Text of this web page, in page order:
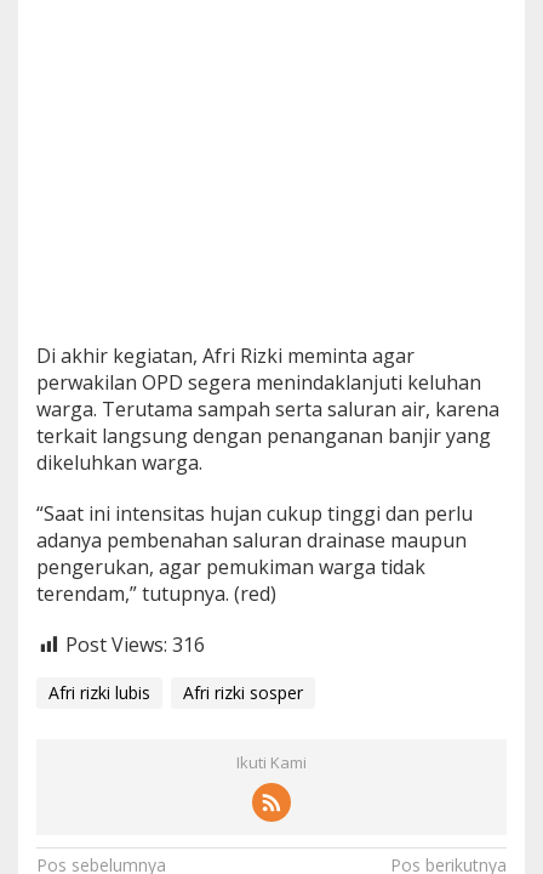
Di akhir kegiatan, Afri Rizki meminta agar
perwakilan OPD segera menindaklanjuti keluhan
warga. Terutama sampah serta saluran air, karena
terkait langsung dengan penanganan banjir yang
dikeluhkan warga.
“Saat ini intensitas hujan cukup tinggi dan perlu
adanya pembenahan saluran drainase maupun
pengerukan, agar pemukiman warga tidak
terendam,” tutupnya. (red)
Post Views: 316
Afri rizki lubis Afri rizki sosper
Ikuti Kami
Pos sebelumnya
Pos berikutnya